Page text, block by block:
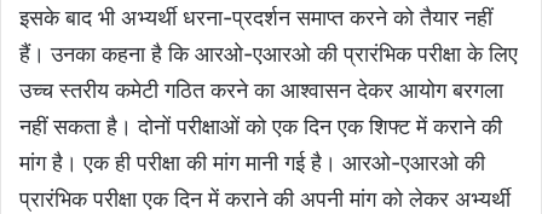
इसके बाद भी अभ्यर्थी धरना-प्रदर्शन समाप्त करने को तैयार नहीं
हैं। उनका कहना है कि आरओ-एआरओ की प्रारंभिक परीक्षा के लिए
उच्च स्तरीय कमेटी गठित करने का आश्वासन देकर आयोग बरगला
नहीं सकता है। दोनों परीक्षाओं को एक दिन एक शिफ्ट में कराने की
मांग है। एक ही परीक्षा की मांग मानी गई है। आरओ-एआरओ की
प्रारंभिक परीक्षा एक दिन में कराने की अपनी मांग को लेकर अभ्यर्थी